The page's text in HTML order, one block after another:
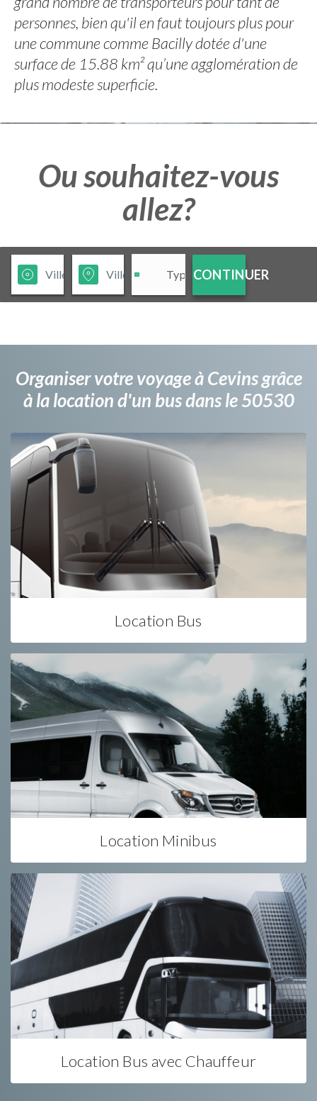
personnes, bien qu'il en faut toujours plus pour
une commune comme Bacilly dotée d'une
surface de 15.88 km² qu’une agglomération de
plus modeste superficie.
Ou souhaitez-vous
allez?
CONTINUER
Organiser votre voyage à Cevins grâce
à la location d'un bus dans le 50530
Location Bus
Location Minibus
Location Bus avec Chauffeur